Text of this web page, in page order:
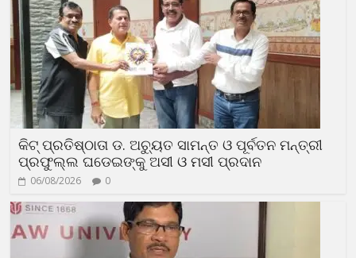
କିଟ୍ ପ୍ରତିଷ୍ଠାତା ଡ. ଅଚ୍ୟୁତ ସାମନ୍ତ ଓ ପୂର୍ବତନ ମନ୍ତ୍ରୀ
ପ୍ରଫୁଲ୍ଲ ଘଡେଇଙ୍କୁ ଅସୀ ଓ ମସୀ ପ୍ରଦାନ
06/08/2026 0